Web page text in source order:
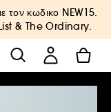
τον κωδικο NEW15.
& The Ordinary.